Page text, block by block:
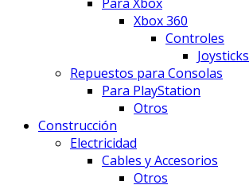
Xbox 360
Controles
Joysticks
Repuestos para Consolas
Para PlayStation
Otros
Construcción
Electricidad
Cables y Accesorios
Otros